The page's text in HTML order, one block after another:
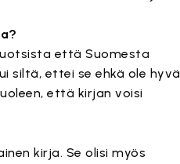
että Suomesta
siltä, ettei se ehkä ole hyvä
että kirjan voisi
kirja. Se olisi myös